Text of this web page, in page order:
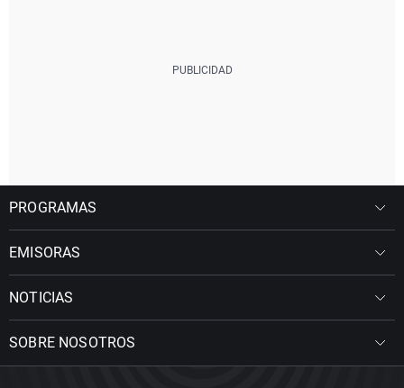
PROGRAMAS
EMISORAS
NOTICIAS
SOBRE NOSOTROS